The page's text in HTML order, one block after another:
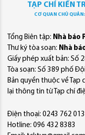
TẠP CHÍ KIẾN
CƠ QUAN CHỦ
Tổng Biên tập: Nhà báo
Thư ký tòa soạn: Nhà
Giấy phép xuất bản: Số
Tòa soạn: Số 389 phố
Bản quyền thuộc về Tạp
lại thông tin từ Tạp chí
Điện thoại: 0243 762
Hotline: 096 432 8383